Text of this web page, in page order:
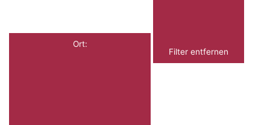
Ort:
Filter entfernen